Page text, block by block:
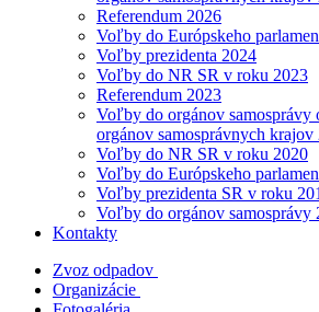
Referendum 2026
Voľby do Európskeho
Voľby prezidenta 2024
Voľby do NR SR v roku 2023
Referendum 2023
Voľby do orgánov
orgánov samosprávnych krajov
Voľby do NR SR v roku 2020
Voľby do Európskeho
Voľby prezidenta SR v roku
Voľby do orgánov samosprávy
Kontakty
Zvoz odpadov
Organizácie